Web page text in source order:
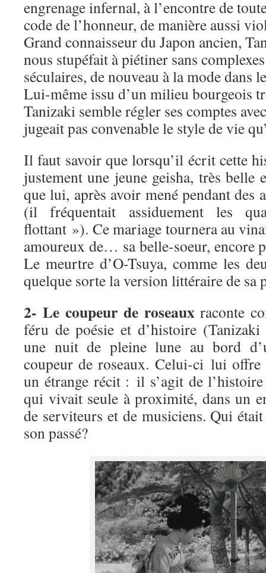
engrenage infernal, à l’encontre de
code de l’honneur, de manière aussi
Grand connaisseur du Japon ancien,
nous stupéfait à piétiner sans
séculaires, de nouveau à la mode dans
Lui-même issu d’un milieu bourgeois
Tanizaki semble régler ses comptes
jugeait pas convenable le style de vie
Il faut savoir que lorsqu’il écrit cette
justement une jeune geisha, très belle
que lui, après avoir mené pendant des
(il fréquentait assiduement les
flottant »). Ce mariage tournera au
amoureux de… sa belle-soeur, encore
Le meurtre d’O-Tsuya, comme les
quelque sorte la version littéraire de sa
2- Le coupeur de roseaux raconte
féru de poésie et d’histoire
une nuit de pleine lune au bord
coupeur de roseaux. Celui-ci lui offre
un étrange récit : il s’agit de
qui vivait seule à proximité, dans un
de serviteurs et de musiciens. Qui
son passé?